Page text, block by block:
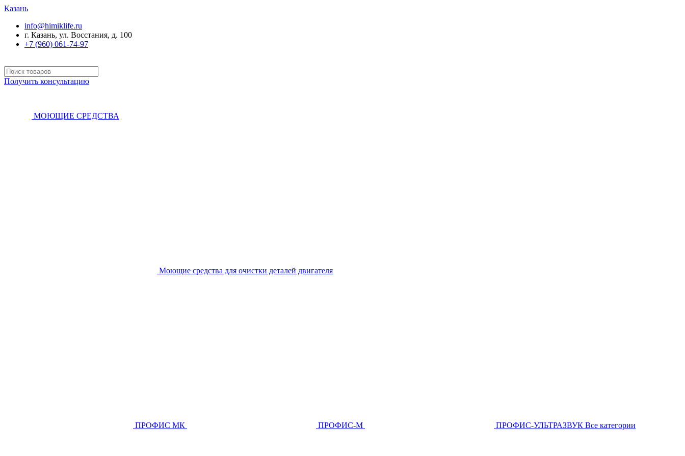
Казань
info@himiklife.ru
г. Казань, ул. Восстания, д. 100
+7 (960) 061-74-97
Получить консультацию
МОЮЩИЕ СРЕДСТВА
Моющие средства для очистки деталей двигателя
ПРОФИС МК ПРОФИС-М ПРОФИС-УЛЬТРАЗВУК Все категории